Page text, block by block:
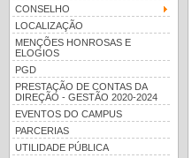
CONSELHO
LOCALIZAÇÃO
MENÇÕES HONROSAS E
ELOGIOS
PGD
PRESTAÇÃO DE CONTAS DA
DIREÇÃO - GESTÃO 2020-2024
EVENTOS DO CAMPUS
PARCERIAS
UTILIDADE PÚBLICA